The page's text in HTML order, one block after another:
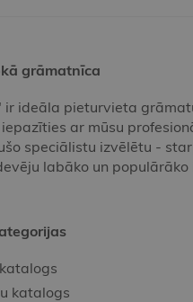
grāmatnīca
ir ideāla pieturvieta
ar mūsu
speciālistu izvēlētu -
labāko un populārāko
katalogs